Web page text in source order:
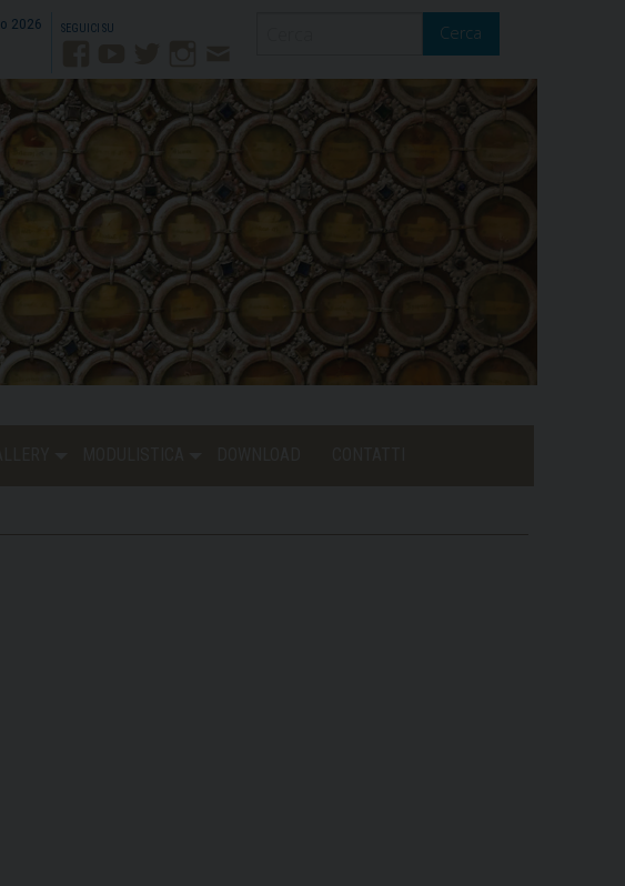
2026
Facebook
YouTube
TwitterInstagram
Contatti
Mail
Cerca